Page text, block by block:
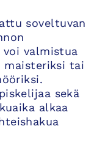
soveltuvan
valmistua
tai
sekä
alkaa